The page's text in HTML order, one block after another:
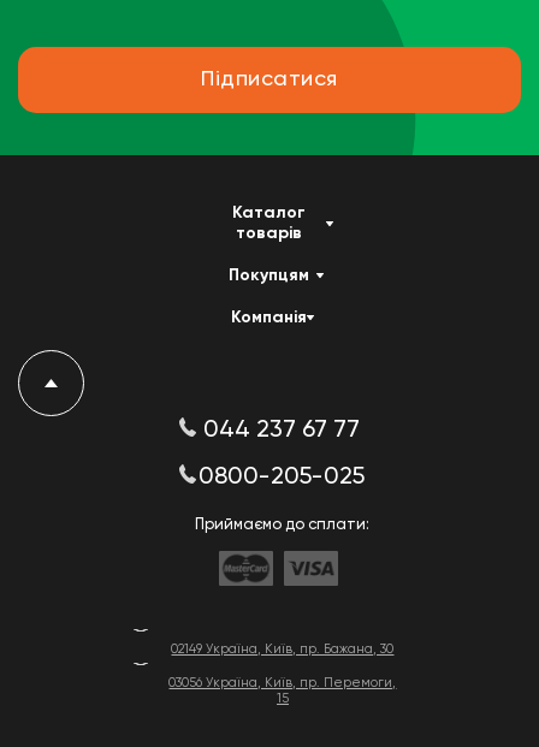
Підписатися
02149 Україна, Київ, пр. Бажана, 30
03056 Україна, Київ, пр. Перемоги,
15
Каталог
товарів
Покупцям
Компанія
044 237 67 77
0800-205-025
Приймаємо до сплати: